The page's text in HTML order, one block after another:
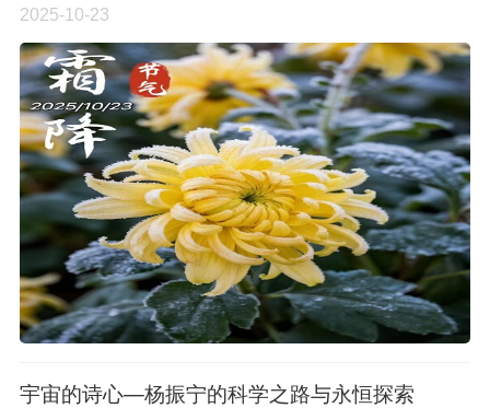
2025-10-23
宇宙的诗心—杨振宁的科学之路与永恒探索